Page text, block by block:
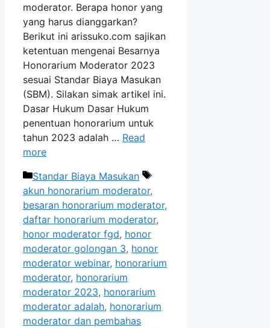
moderator. Berapa honor yang
yang harus dianggarkan?
Berikut ini arissuko.com sajikan
ketentuan mengenai Besarnya
Honorarium Moderator 2023
sesuai Standar Biaya Masukan
(SBM). Silakan simak artikel ini.
Dasar Hukum Dasar Hukum
penentuan honorarium untuk
tahun 2023 adalah … Read
more
Categories
Standar Biaya Masukan
Tags
akun honorarium moderator,
besaran honorarium moderator,
daftar honorarium moderator,
honor moderator fgd, honor
moderator golongan 3, honor
moderator webinar, honorarium
moderator, honorarium
moderator 2023, honorarium
moderator adalah, honorarium
moderator dan pembahas